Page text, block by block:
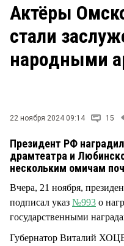
ЗАКОН
НОВОСТИ КОМПАНИЙ
Актёры
стали
народными
22 ноября 2024 09:14 15
Президент РФ
драмтеатра и
нескольким омичам
Вчера, 21 ноября,
подписал указ №993 о
государственными
Губернатор Виталий